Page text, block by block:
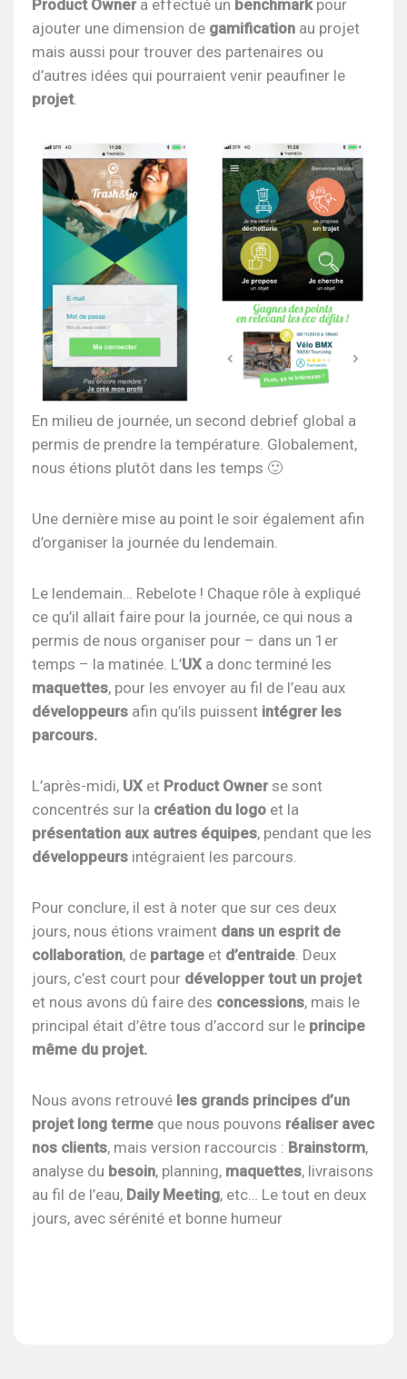
Product Owner a effectué un benchmarkpour
ajouter une dimension de gamification au projet
mais aussi pour trouver des partenaires ou
d’autres idées qui pourraient venir peaufiner le
projet.
En milieu de journée, un second debrief global a
permis de prendre la température. Globalement,
nous étions plutôt dans les temps 🙂
Une dernière mise au point le soir également afin
d’organiser la journée du lendemain.
Le lendemain… Rebelote ! Chaque rôle à expliqué
ce qu’il allait faire pour la journée, ce qui nous a
permis de nous organiser pour – dans un 1er
temps – la matinée. L’UX a donc terminé les
maquettes, pour les envoyer au fil de l’eau aux
développeurs afin qu’ils puissent intégrer les
parcours.
L’après-midi, UX et Product Owner se sont
concentrés sur la création du logo et la
présentation aux autres équipes, pendant que les
développeurs intégraient les parcours.
Pour conclure, il est à noter que sur ces deux
jours, nous étions vraiment dans un esprit de
collaboration, de partage et d’entraide. Deux
jours, c’est court pour développer tout un projet
et nous avons dû faire des concessions, mais le
principal était d’être tous d’accord sur le principe
même du projet.
Nous avons retrouvé les grands principes d’un
projet long terme que nous pouvons réaliser avec
nos clients, mais version raccourcis : Brainstorm,
analyse du besoin, planning, maquettes, livraisons
au fil de l’eau, Daily Meeting, etc… Le tout en deux
jours, avec sérénité et bonne humeur